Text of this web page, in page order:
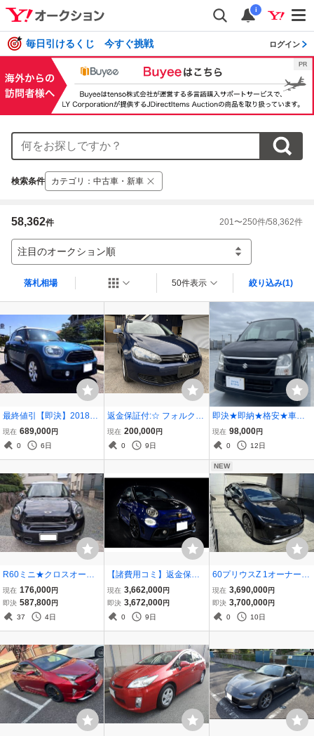
i
毎日引けるくじ 今すぐ挑戦 ログイン
検索条件 カテゴリ ： 中古車・新車
58,362件 201 〜250件/58,362件
注目のオークション順
落札相場 50件表示 絞り込み(1)
最終値引【即決】2018年
MINI クーパーD クロスオ
ーバー◇ナビ/Bカメラ/電
h/車検R9.3.29
現在 689,000円
0
6日
返金保証付:☆ フォルクス
ワーゲン ゴルフヴァリア
ント TSI トレンドライン
現在 200,000円
0
9日
即決★即納★格安★車検
長いR9年6月まで★乗っ
て帰れます★ワゴンR★修
勤の足や学生さんなどに
オススメ★
現在 98,000円
0
12日
R60ミニ★クロスオーバ
ーSD軽油～愛知～キレイ
☆
現在 176,000円
即決 587,800円
37
4日
【諸費用コミ】返金保証
付:アバルト アバルト595
モンスターエナジー ヤマ
ハ 限定車 5速MT 走行0.9
万キロ 車検2年付
現在 3,662,000円
即決 3,672,000円
0
9日
NEW
60プリウスZ 1オーナー車
オプション多数
現在 3,690,000円
即決 3,700,000円
0
10日